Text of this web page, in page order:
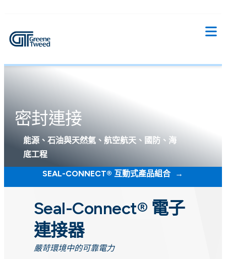
密封連接
能源、石油與天然氣、航空航天、國防、海
底工程
SEAL-CONNECT® 互動式產品組合
Seal-Connect® 電子
連接器
嚴苛環境中的可靠電力